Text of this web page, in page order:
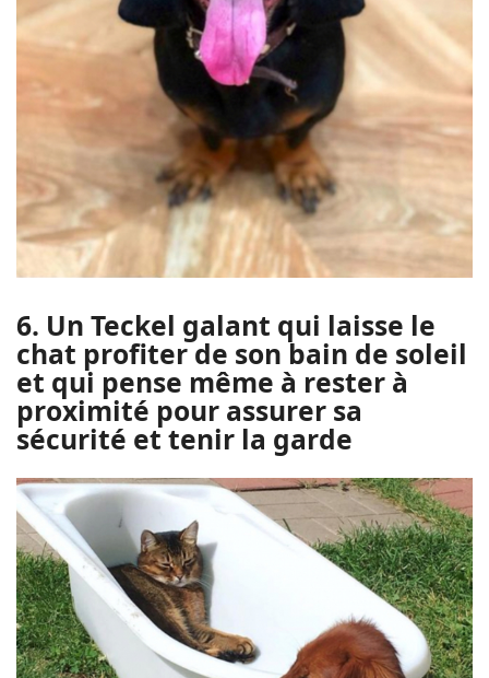
6. Un Teckel galant qui laisse le
chat profiter de son bain de soleil
et qui pense même à rester à
proximité pour assurer sa
sécurité et tenir la garde